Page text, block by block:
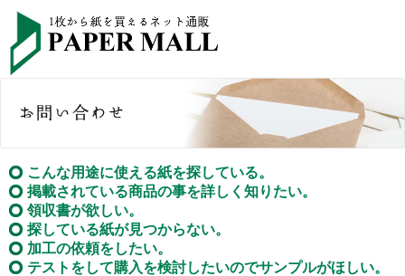
こんな用途に使える紙を探している。
掲載されている商品の事を詳しく知りたい。
領収書が欲しい。
探している紙が見つからない。
加工の依頼をしたい。
テストをして購入を検討したいのでサンプルがほしい。